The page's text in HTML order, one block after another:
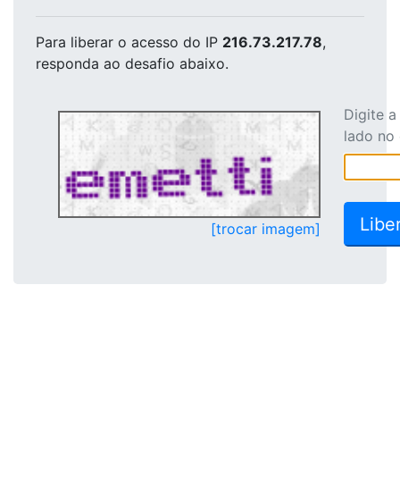
Para liberar o acesso do IP 216.73.217.78,
responda ao desafio abaixo.
[trocar imagem]
Digite
lado no